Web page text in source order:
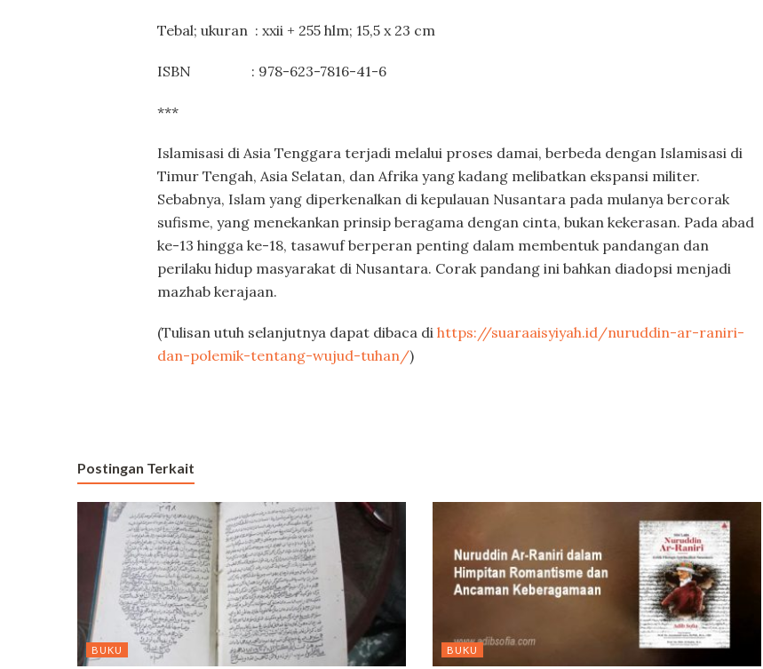
Tebal; ukuran : xxii + 255 hlm; 15,5 x 23 cm
ISBN : 978-623-7816-41-6
***
Islamisasi di Asia Tenggara terjadi melalui proses damai, berbeda dengan Islamisasi di
Timur Tengah, Asia Selatan, dan Afrika yang kadang melibatkan ekspansi militer.
Sebabnya, Islam yang diperkenalkan di kepulauan Nusantara pada mulanya bercorak
sufisme, yang menekankan prinsip beragama dengan cinta, bukan kekerasan. Pada abad
ke-13 hingga ke-18, tasawuf berperan penting dalam membentuk pandangan dan
perilaku hidup masyarakat di Nusantara. Corak pandang ini bahkan diadopsi menjadi
mazhab kerajaan.
(Tulisan utuh selanjutnya dapat dibaca di https://suaraaisyiyah.id/nuruddin-ar-raniri-
dan-polemik-tentang-wujud-tuhan/)
Postingan Terkait
BUKU BUKU